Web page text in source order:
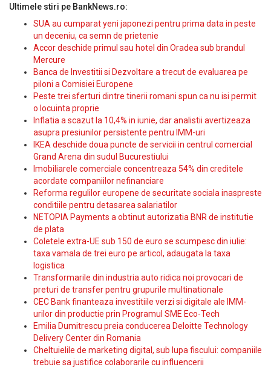
Ultimele stiri pe BankNews.ro:
SUA au cumparat yeni japonezi pentru prima data in peste
un deceniu, ca semn de prietenie
Accor deschide primul sau hotel din Oradea sub brandul
Mercure
Banca de Investitii si Dezvoltare a trecut de evaluarea pe
piloni a Comisiei Europene
Peste trei sferturi dintre tinerii romani spun ca nu isi permit
o locuinta proprie
Inflatia a scazut la 10,4% in iunie, dar analistii avertizeaza
asupra presiunilor persistente pentru IMM-uri
IKEA deschide doua puncte de servicii in centrul comercial
Grand Arena din sudul Bucurestiului
Imobiliarele comerciale concentreaza 54% din creditele
acordate companiilor nefinanciare
Reforma regulilor europene de securitate sociala inaspreste
conditiile pentru detasarea salariatilor
NETOPIA Payments a obtinut autorizatia BNR de institutie
de plata
Coletele extra-UE sub 150 de euro se scumpesc din iulie:
taxa vamala de trei euro pe articol, adaugata la taxa
logistica
Transformarile din industria auto ridica noi provocari de
preturi de transfer pentru grupurile multinationale
CEC Bank finanteaza investitiile verzi si digitale ale IMM-
urilor din productie prin Programul SME Eco-Tech
Emilia Dumitrescu preia conducerea Deloitte Technology
Delivery Center din Romania
Cheltuielile de marketing digital, sub lupa fiscului: companiile
trebuie sa justifice colaborarile cu influencerii